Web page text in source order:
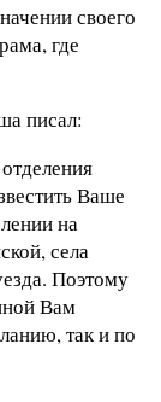
своего
где
писал:
Ваше
на
села
Поэтому
Вам
так и по